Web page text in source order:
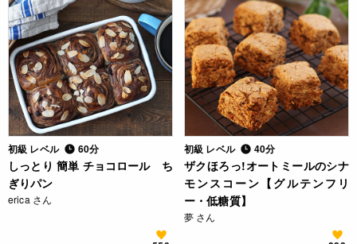
初級 レベル 60分
しっとり 簡単 チョコロール ち
ぎりパン
erica さん
初級 レベル 40分
ザクほろっ!オートミールのシナ
モンスコーン【グルテンフリ
ー・低糖質】
夢 さん